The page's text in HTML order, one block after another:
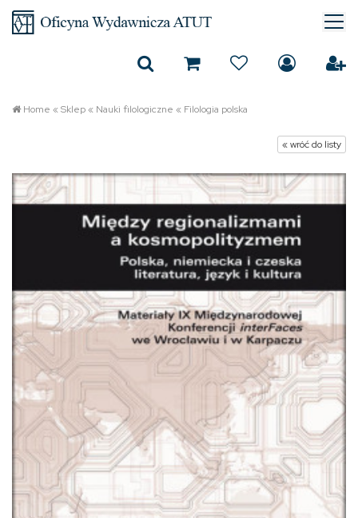
Home «Sklep« Nauki filologiczne « Filologia polska
« wróć do listy